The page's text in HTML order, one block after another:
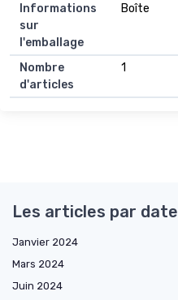
Informations
sur
l'emballage
Boîte
Nombre
d'articles
1
Les articles par date
Janvier 2024
Mars 2024
Juin 2024